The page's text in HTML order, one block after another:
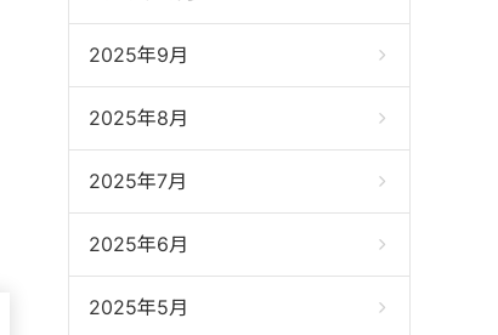
2025年9月
2025年8月
2025年7月
2025年6月
2025年5月